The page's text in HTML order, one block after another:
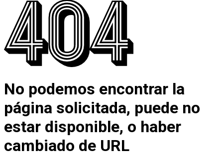
No podemos encontrar la
página solicitada, puede no
estar disponible, o haber
cambiado de URL